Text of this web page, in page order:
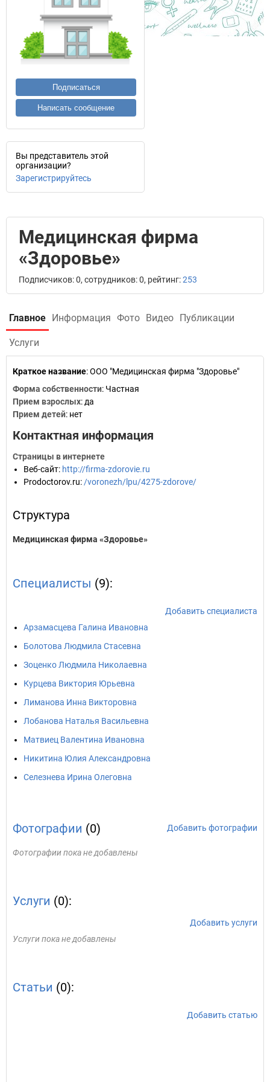
Подписаться
Написать сообщение
Вы представитель этой
организации?
Зарегистрируйтесь
Медицинская фирма
«Здоровье»
Подписчиков: 0, сотрудников: 0, рейтинг:253
Главное Информация Фото Видео Публикации
Услуги
Краткое название:ООО "Медицинская фирма "Здоровье"
Форма собственности: Частная
Прием взрослых: да
Прием детей: нет
Контактная информация
Страницы в интернете
Веб-сайт: http://firma-zdorovie.ru
Prodoctorov.ru: /voronezh/lpu/4275-zdorove/
Структура
Медицинская фирма «Здоровье»
Специалисты (9):
Добавить специалиста
Арзамасцева Галина Ивановна
Болотова Людмила Стасевна
Зоценко Людмила Николаевна
Курцева Виктория Юрьевна
Лиманова Инна Викторовна
Лобанова Наталья Васильевна
Матвиец Валентина Ивановна
Никитина Юлия Александровна
Селезнева Ирина Олеговна
Фотографии (0) Добавить фотографии
Фотографии пока не добавлены
Услуги (0):
Добавить услуги
Услуги пока не добавлены
Статьи (0):
Добавить статью